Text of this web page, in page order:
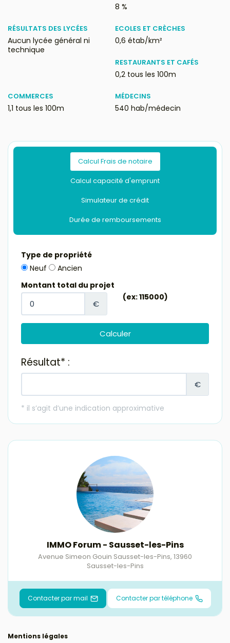
8 %
RÉSULTATS DES LYCÉES
Aucun lycée général ni
technique
ECOLES ET CRÈCHES
0,6 étab/km²
RESTAURANTS ET CAFÉS
0,2 tous les 100m
COMMERCES
1,1 tous les 100m
MÉDECINS
540 hab/médecin
Calcul Frais de notaire
Calcul capacité d'emprunt
Simulateur de crédit
Durée de remboursements
IMMO Forum - Sausset-les-Pins
Avenue Simeon Gouin Sausset-les-Pins, 13960
Sausset-les-Pins
Contacter par mail Contacter par téléphone
Mentions légales